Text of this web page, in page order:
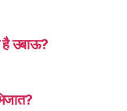
है उबाऊ?